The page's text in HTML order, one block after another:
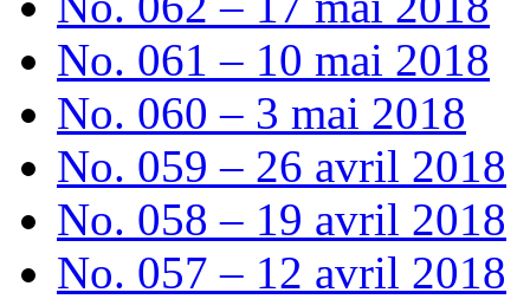
No. 061 – 10 mai 2018
No. 060 – 3 mai 2018
No. 059 – 26 avril 2018
No. 058 – 19 avril 2018
No. 057 – 12 avril 2018